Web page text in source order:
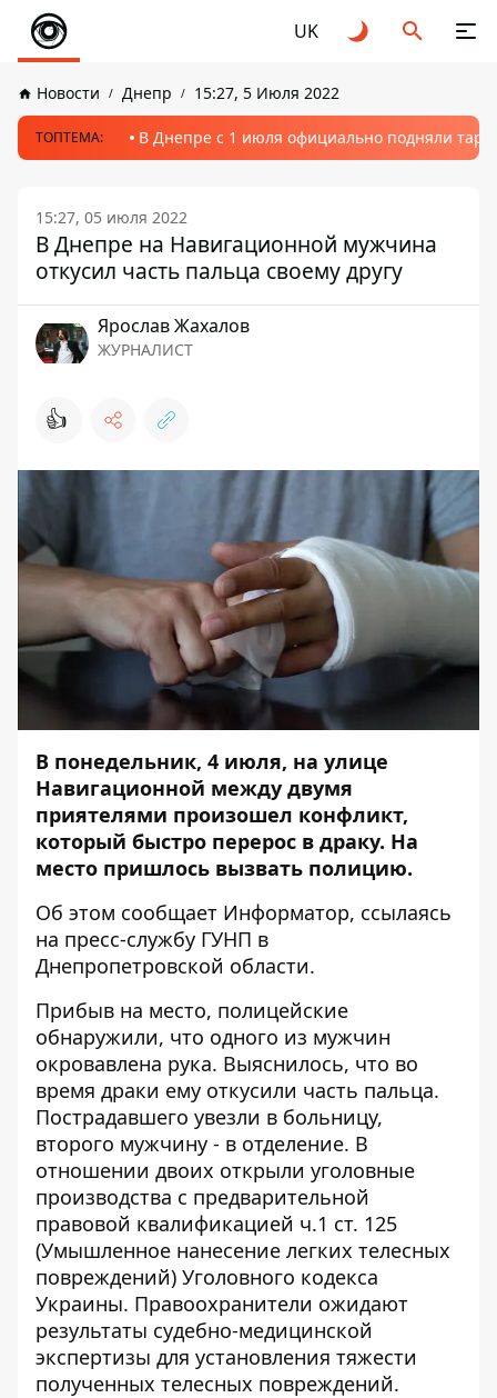
UK
Новости Днепр 15:27, 5 Июля 2022
ТОПТЕМА: В Днепре с 1 июля официально подняли
15:27, 05 июля 2022
В Днепре на Навигационной мужчина
откусил часть пальца своему другу
Ярослав Жахалов
ЖУРНАЛИСТ
👍
В понедельник, 4 июля, на улице
Навигационной между двумя
приятелями произошел конфликт,
который быстро перерос в драку. На
место пришлось вызвать полицию.
Об этом сообщает Информатор, ссылаясь
на пресс-службу ГУНП в
Днепропетровской области.
Прибыв на место, полицейские
обнаружили, что одного из мужчин
окровавлена рука. Выяснилось, что во
время драки ему откусили часть пальца.
Пострадавшего увезли в больницу,
второго мужчину - в отделение. В
отношении двоих открыли уголовные
производства с предварительной
правовой квалификацией ч.1 ст. 125
(Умышленное нанесение легких телесных
повреждений) Уголовного кодекса
Украины. Правоохранители ожидают
результаты судебно-медицинской
экспертизы для установления тяжести
полученных телесных повреждений.